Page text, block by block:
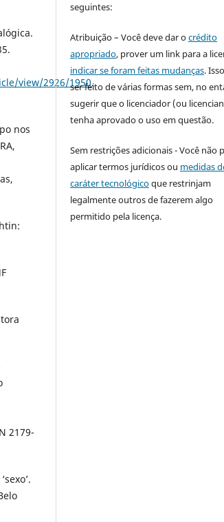
view/2926/1950.
nos
2179-
seguintes:
Atribuição – Você deve dar ocrédito
apropriado, prover um link para a
indicar se foram feitas mudanças.
ser feito de várias formas sem, no
sugerir que o licenciador (ou
tenha aprovado o uso em questão.
Sem restrições adicionais - Você não
aplicar termos jurídicos ou medidas
caráter tecnológicoque restrinjam
legalmente outros de fazerem algo
permitido pela licença.